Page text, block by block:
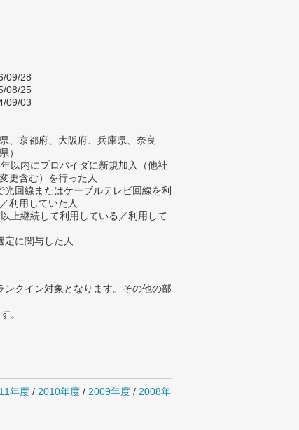
09/28
08/25
09/03
、京都府、大阪府、兵庫県、奈良
）
以内にプロバイダに新規加入（他社
更含む）を行った人
光回線またはケーブルテレビ回線を利
利用していた人
以上継続して利用している／利用して
定に関与した人
クイン対象となります。その他の部
。
年度 / 2010年度 / 2009年度 / 2008年